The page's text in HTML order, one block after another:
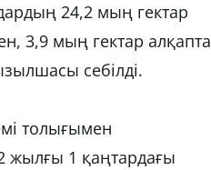
24,2 мың гектар
3,9 мың гектар алқапта
себілді.
толығымен
жылғы 1 қаңтардағы